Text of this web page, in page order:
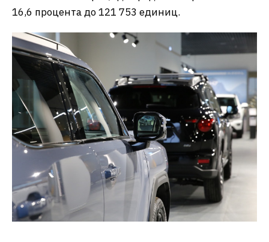
16,6 процента до 121 753 единиц.